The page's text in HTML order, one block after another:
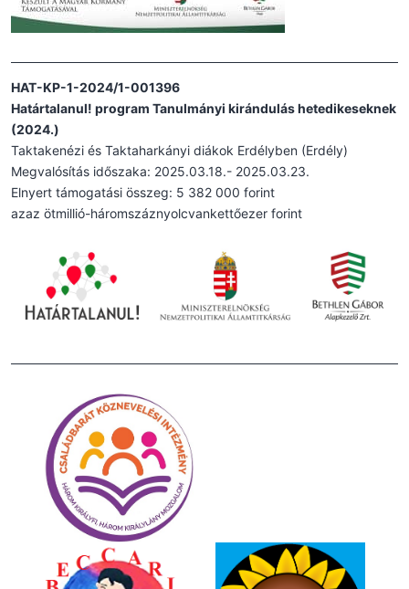
HAT-KP-1-2024/1-001396
Határtalanul! program Tanulmányi kirándulás hetedikeseknek
(2024.)
Taktakenézi és Taktaharkányi diákok Erdélyben (Erdély)
Megvalósítás időszaka: 2025.03.18.- 2025.03.23.
Elnyert támogatási összeg: 5 382 000 forint
azaz ötmillió-háromszáznyolcvankettőezer forint